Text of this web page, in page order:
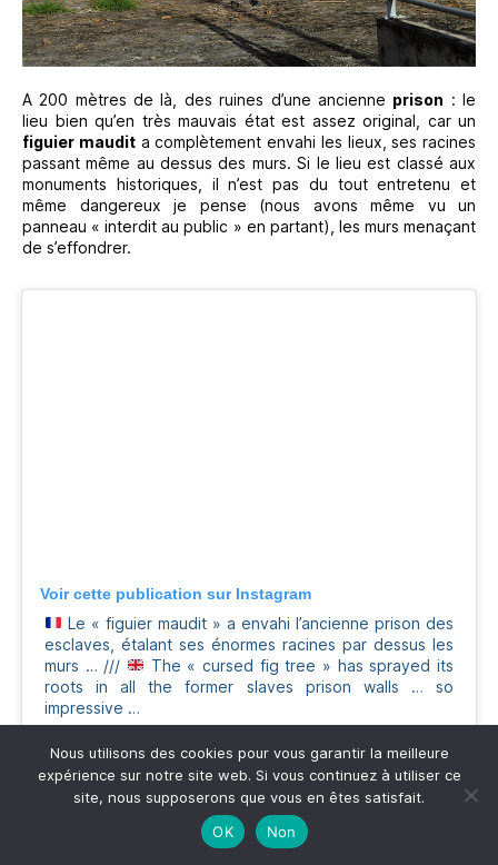
A 200 mètres de là, des ruines d’une ancienne prison : le
lieu bien qu’en très mauvais état est assez original, car un
figuier maudita complètement envahi les lieux, ses racines
passant même au dessus des murs. Si le lieu est classé aux
monuments historiques, il n’est pas du tout entretenu et
même dangereux je pense (nous avons même vu un
panneau « interdit au public » en partant), les murs menaçant
de s’effondrer.
Voir cette publication sur Instagram
Le « figuier maudit » a envahi l’ancienne prison des
esclaves, étalant ses énormes racines par dessus les
murs … ///
The « cursed fig tree » has sprayed its
roots in all the former slaves prison walls … so
impressive …
Une publication partagée par
a taste of my life (@argone69) le
Nous utilisons des cookies pour vous garantir la meilleure
expérience sur notre site web. Si vous continuez à utiliser ce
site, nous supposerons que vous en êtes satisfait.
OK
Non